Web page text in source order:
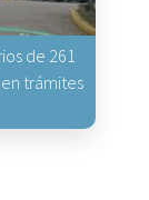
de 261
trámites